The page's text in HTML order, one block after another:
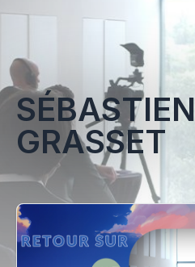
SÉBASTIEN
GRASSET